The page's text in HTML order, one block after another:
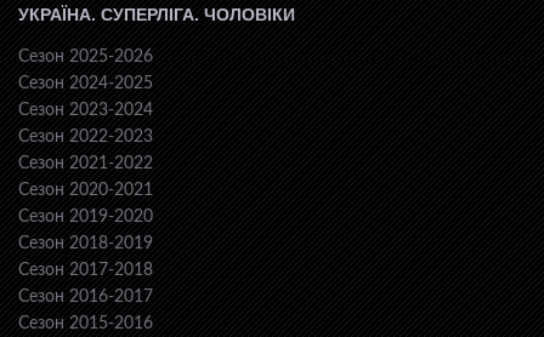
УКРАЇНА. СУПЕРЛІГА. ЧОЛОВІКИ
Сезон 2025-2026
Сезон 2024-2025
Сезон 2023-2024
Сезон 2022-2023
Сезон 2021-2022
Сезон 2020-2021
Сезон 2019-2020
Сезон 2018-2019
Сезон 2017-2018
Сезон 2016-2017
Сезон 2015-2016